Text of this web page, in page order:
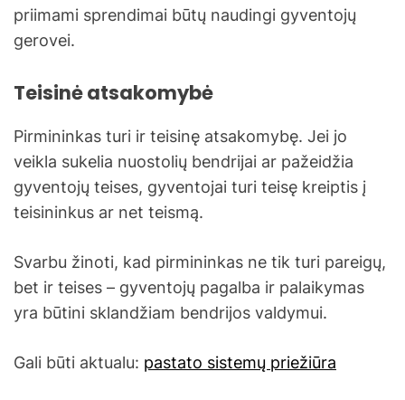
priimami sprendimai būtų naudingi gyventojų
gerovei.
Teisinė atsakomybė
Pirmininkas turi ir teisinę atsakomybę. Jei jo
veikla sukelia nuostolių bendrijai ar pažeidžia
gyventojų teises, gyventojai turi teisę kreiptis į
teisininkus ar net teismą.
Svarbu žinoti, kad pirmininkas ne tik turi pareigų,
bet ir teises – gyventojų pagalba ir palaikymas
yra būtini sklandžiam bendrijos valdymui.
Gali būti aktualu: pastato sistemų priežiūra